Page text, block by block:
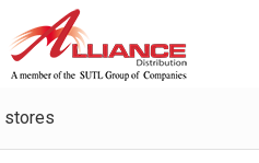
stores